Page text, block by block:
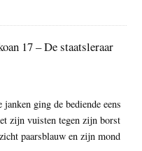
17 – De staatsleraar
ging de bediende eens
zijn vuisten tegen zijn borst
paarsblauw en zijn mond